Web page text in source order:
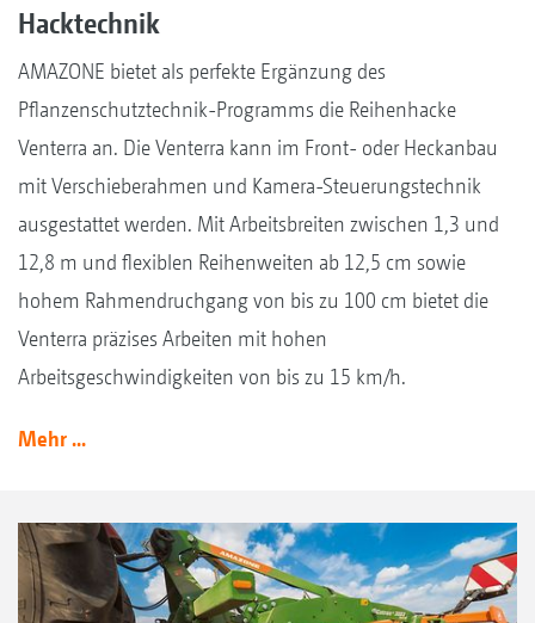
Hacktechnik
AMAZONE bietet als perfekte Ergänzung des
Pflanzenschutztechnik-Programms die Reihenhacke
Venterra an. Die Venterra kann im Front- oder Heckanbau
mit Verschieberahmen und Kamera-Steuerungstechnik
ausgestattet werden. Mit Arbeitsbreiten zwischen 1,3 und
12,8 m und flexiblen Reihenweiten ab 12,5 cm sowie
hohem Rahmendruchgang von bis zu 100 cm bietet die
Venterra präzises Arbeiten mit hohen
Arbeitsgeschwindigkeiten von bis zu 15 km/h.
Mehr ...